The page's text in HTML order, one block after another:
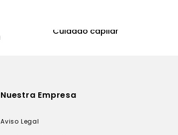
Cuidado capilar
Nuestra Empresa
Aviso Legal